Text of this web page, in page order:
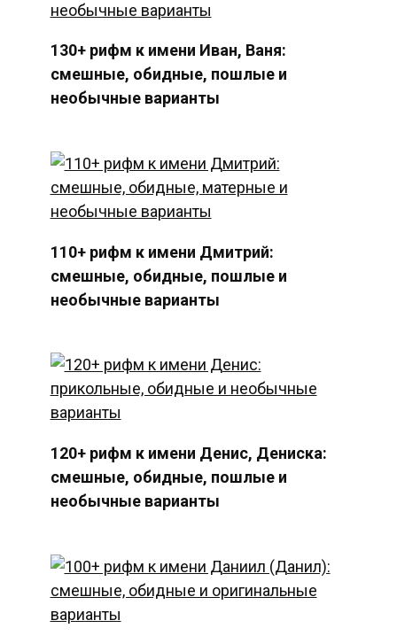
130+ рифм к имени Иван, Ваня:
смешные, обидные, пошлые и
необычные варианты
110+ рифм к имени Дмитрий:
смешные, обидные, пошлые и
необычные варианты
120+ рифм к имени Денис, Дениска:
смешные, обидные, пошлые и
необычные варианты